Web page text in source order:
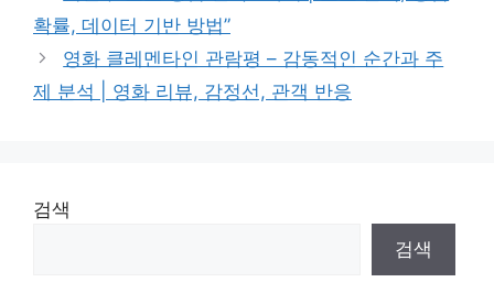
확률, 데이터 기반 방법”
영화 클레멘타인 관람평 – 감동적인 순간과 주
제 분석 | 영화 리뷰, 감정선, 관객 반응
검색
검색